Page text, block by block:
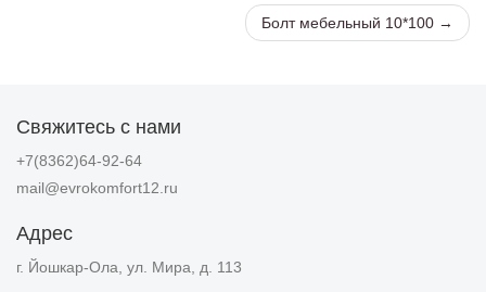
Болт мебельный 10*100 →
Свяжитесь с нами
+7(8362)64-92-64
mail@evrokomfort12.ru
Адрес
г. Йошкар-Ола, ул. Мира, д. 113